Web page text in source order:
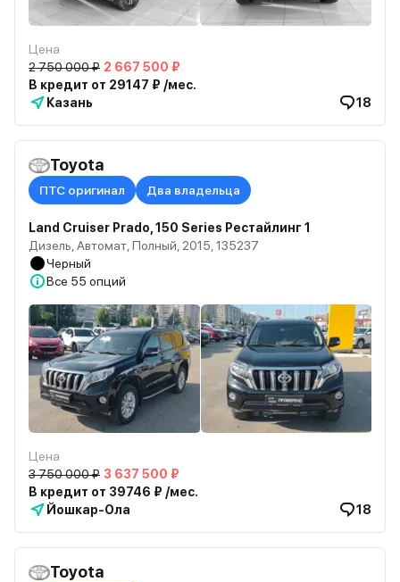
Цена
2 750 000 ₽ 2 667 500 ₽
В кредит от 29147 ₽ /мес.
Казань
18
Toyota
ПТС оригинал Два владельца
Land Cruiser Prado, 150 Series Рестайлинг 1
Дизель, Автомат, Полный, 2015, 135237
Черный
Все 55 опций
Цена
3 750 000 ₽ 3 637 500 ₽
В кредит от 39746 ₽ /мес.
Йошкар-Ола
18
Toyota